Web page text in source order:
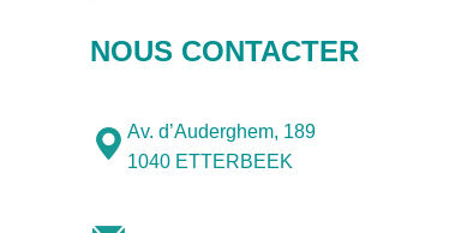
NOUS CONTACTER
Av. d’Auderghem, 189
1040 ETTERBEEK